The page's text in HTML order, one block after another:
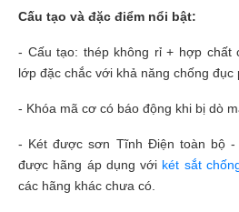
Cấu tạo và đặc điểm nổi bật:
- Cấu tạo: thép không rỉ + hợp chất
lớp đặc chắc với khả năng chống đục
- Khóa mã cơ có báo động khi bị dò
- Két được sơn Tĩnh Điện toàn bộ -
được hãng áp dụng với két sắt
các hãng khác chưa có.